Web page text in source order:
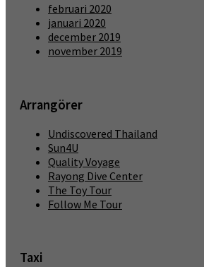
februari 2020
januari 2020
december 2019
november 2019
Arrangörer
Undiscovered Thailand
Sun4U
Quality Voyage
Rayong Dive Center
The Toy Tour
Follow Me Tour
Taxi